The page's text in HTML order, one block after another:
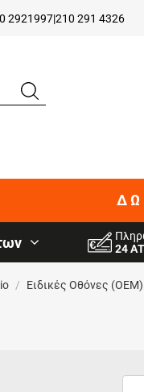
2921997|210 291 4326
24
/ Ειδικές Oθόνες (OEM)